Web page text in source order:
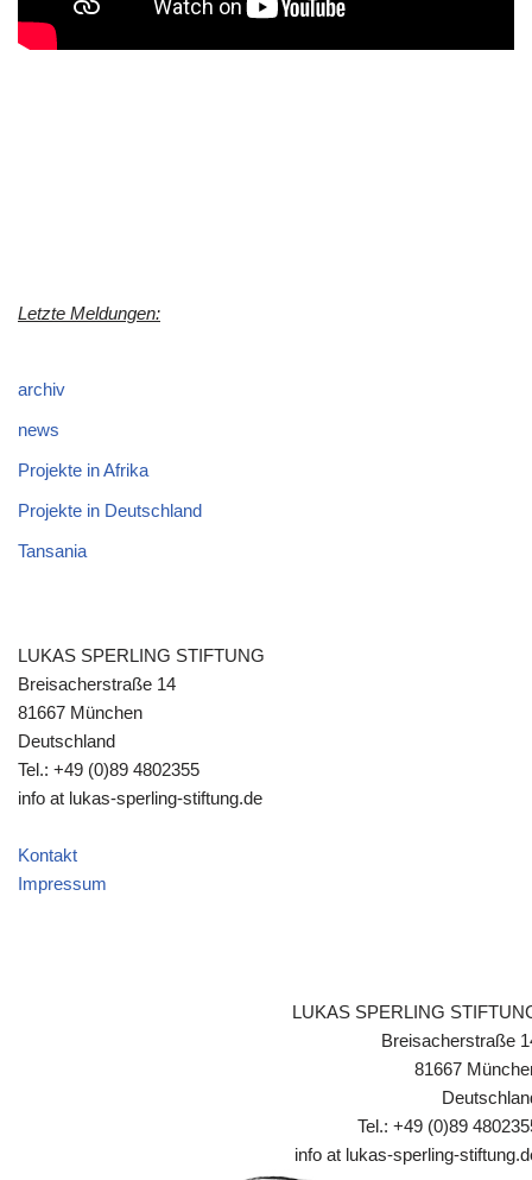
Letzte Meldungen:
archiv
news
Projekte in Afrika
Projekte in Deutschland
Tansania
LUKAS SPERLING STIFTUNG
Breisacherstraße 14
81667 München
Deutschland
Tel.: +49 (0)89 4802355
info at lukas-sperling-stiftung.de
Kontakt
Impressum
LUKAS SPERLING
Breisacherstraße
81667
Tel.: +49 (0)89
info at lukas-sperling-